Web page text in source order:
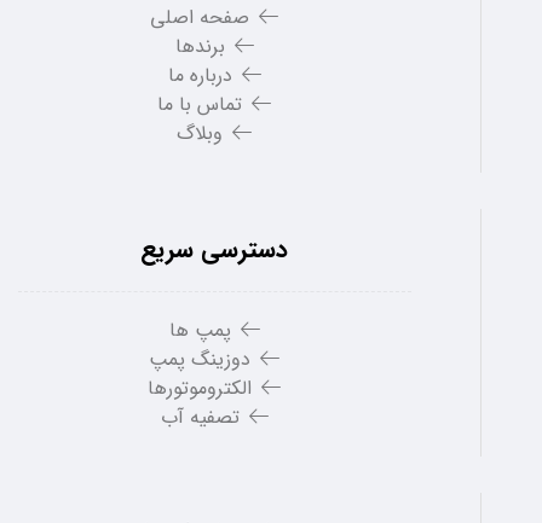
صفحه اصلی
برندها
درباره ما
تماس با ما
وبلاگ
دسترسی سریع
پمپ ها
دوزینگ پمپ
الکتروموتورها
تصفیه آب